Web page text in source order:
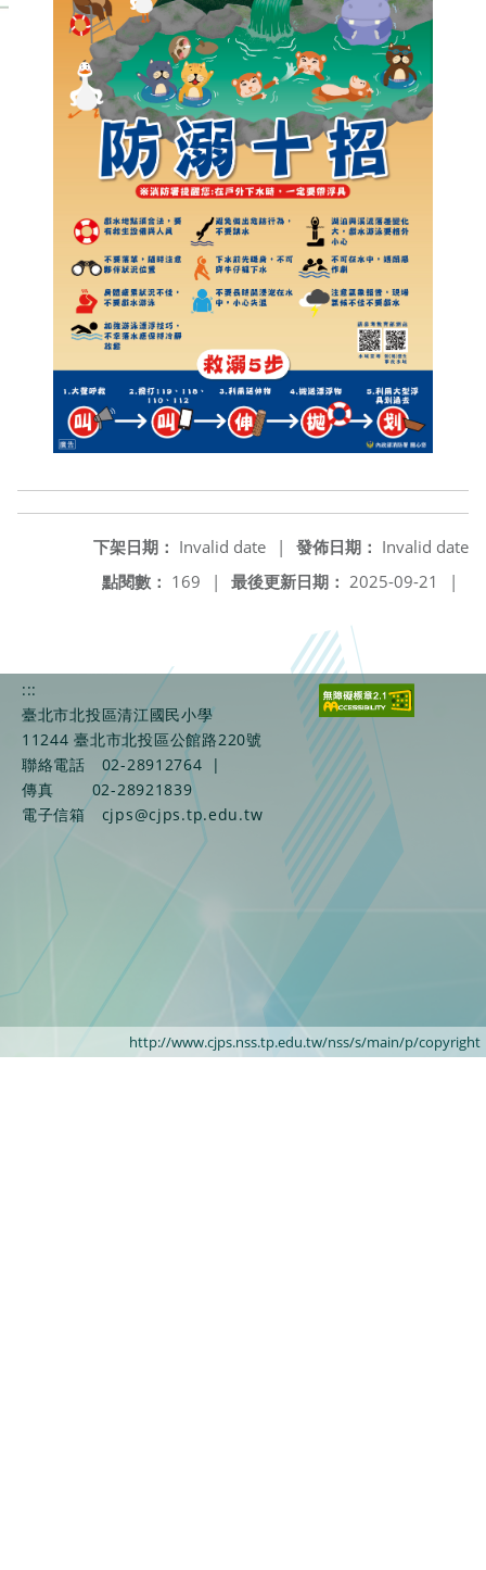
發佈日期： Invalid date
下架日期： Invalid date
|
最後更新日期： 2025-09-21 |
點閱數： 169 |
:::
臺北市北投區清江國民小學
11244 臺北市北投區公館路220號
聯絡電話
02-28912764
|
傳真
02-28921839
電子信箱
cjps@cjps.tp.edu.tw
http://www.cjps.nss.tp.edu.tw/nss/s/main/p/copyright